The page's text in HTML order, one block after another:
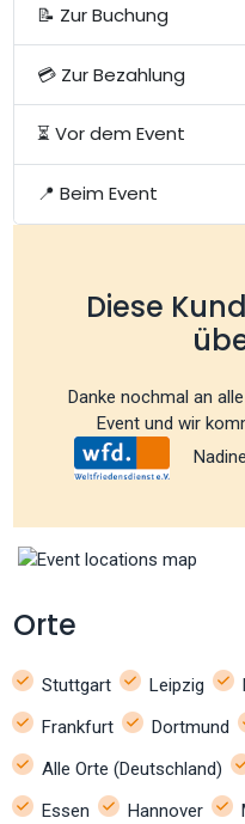
📝 Zur Buchung
💳 Zur Bezahlung
⏳ Vor dem Event
📍 Beim Event
Diese
Danke nochmal an
Event und wir
Orte
Stuttgart Leipzig
Frankfurt
Dortmund
Alle Orte (Deutschland)
Essen
Hannover